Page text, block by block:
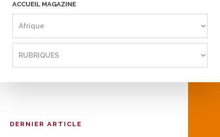
ACCUEIL MAGAZINE
DERNIER ARTICLE